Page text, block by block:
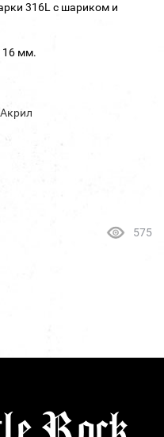
316L с шариком и
16 мм.
575